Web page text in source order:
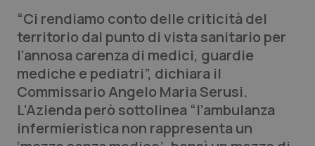
QS Pro
Professionisti Sanitari.AI
Abruzzo
QS Pro Gold
“Ci rendiamo conto delle criticità del
territorio dal punto di vista sanitario per
l’annosa carenza di medici, guardie
mediche e pediatri”, dichiara il
Commissario Angelo Maria Serusi.
L’Azienda però sottolinea “l’ambulanza
infermieristica non rappresenta un